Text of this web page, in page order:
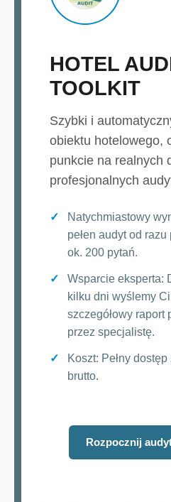
HOTEL
TOOLKIT
Szybki i
obiektu hotelowego,
punkcie na realnych
profesjonalnych
Natychmiastowy
pełen audyt od
ok. 200 pytań.
Wsparcie eksperta:
kilku dni wyślemy Ci
szczegółowy raport
przez specjalistę.
Koszt: Pełny
brutto.
Rozpocznij